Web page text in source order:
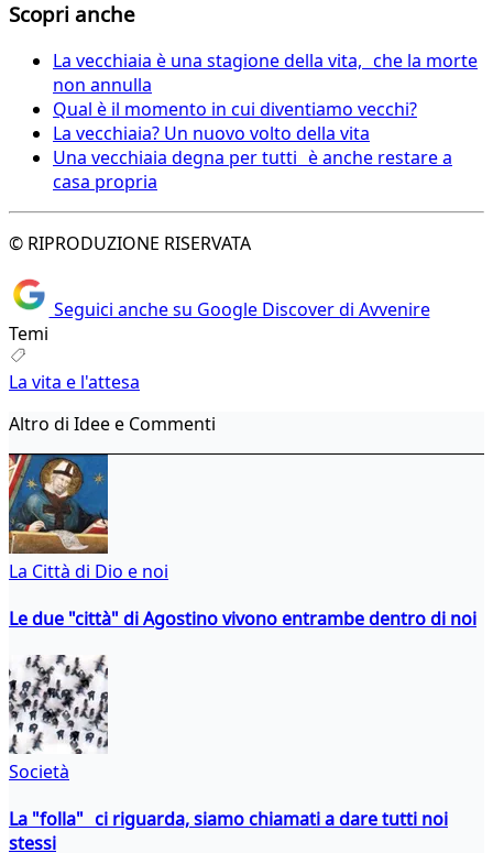
Scopri anche
La vecchiaia è una stagione della vita, che la morte
non annulla
Qual è il momento in cui diventiamo vecchi?
La vecchiaia? Un nuovo volto della vita
Una vecchiaia degna per tutti è anche restare a
casa propria
© RIPRODUZIONE RISERVATA
Seguici anche su Google Discover di Avvenire
Temi
La vita e l'attesa
Altro di Idee e Commenti
La Città di Dio e noi
Le due "città" di Agostino vivono entrambe dentro di noi
Società
La "folla" ci riguarda, siamo chiamati a dare tutti noi
stessi